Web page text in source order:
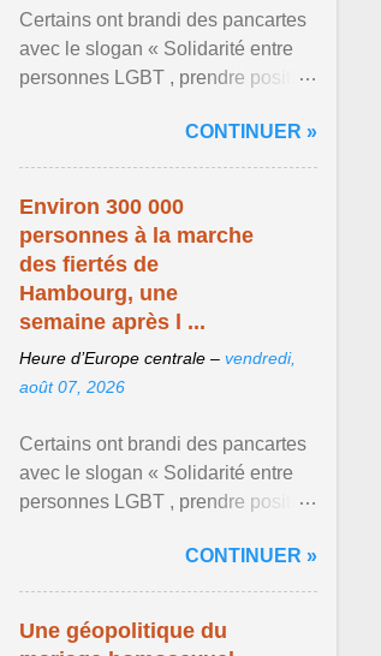
Certains ont brandi des pancartes
avec le slogan « Solidarité entre
personnes LGBT , prendre position
raison de l ... Afficher l'article ...
CONTINUER »
Environ 300 000
personnes à la marche
des fiertés de
Hambourg, une
semaine après l ...
Heure d’Europe centrale – vendredi,
août 07, 2026
Certains ont brandi des pancartes
avec le slogan « Solidarité entre
personnes LGBT , prendre position
organisateurs ... Afficher l'article ...
CONTINUER »
Une géopolitique du